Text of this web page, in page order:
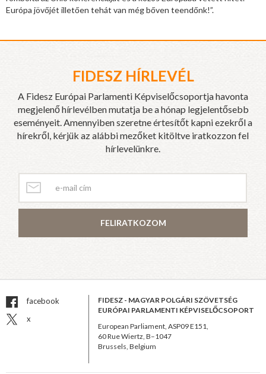
Európa jövőjét illetően tehát van még bőven teendőnk!”.
FIDESZ HÍRLEVÉL
A Fidesz Európai Parlamenti Képviselőcsoportja havonta
megjelenő hírlevélben mutatja be a hónap legjelentősebb
eseményeit. Amennyiben szeretne értesítőt kapni ezekről a
hírekről, kérjük az alábbi mezőket kitöltve iratkozzon fel
hírlevelünkre.
FELIRATKOZOM
facebook
x
FIDESZ - MAGYAR POLGÁRI SZÖVETSÉG
EURÓPAI PARLAMENTI KÉPVISELŐCSOPORT
European Parliament, ASP09 E151,
60 Rue Wiertz, B–1047
Brussels, Belgium